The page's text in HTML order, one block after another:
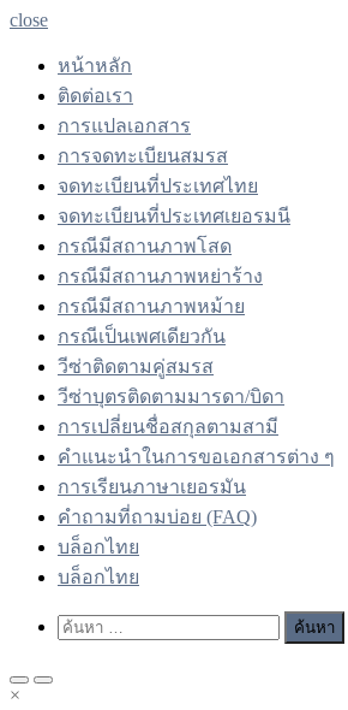
close
หน้าหลัก
ติดต่อเรา
การแปลเอกสาร
การจดทะเบียนสมรส
จดทะเบียนที่ประเทศไทย
จดทะเบียนที่ประเทศเยอรมนี
กรณีมีสถานภาพโสด
กรณีมีสถานภาพหย่าร้าง
กรณีมีสถานภาพหม้าย
กรณีเป็นเพศเดียวกัน
วีซ่าติดตามคู่สมรส
วีซ่าบุตรติดตามมารดา/บิดา
การเปลี่ยนชื่อสกุลตามสามี
คำแนะนำในการขอเอกสารต่าง ๆ
การเรียนภาษาเยอรมัน
คำถามที่ถามบ่อย (FAQ)
บล็อกไทย
บล็อกไทย
Show
Search
ค้นหา
PrimaryPrimary
×